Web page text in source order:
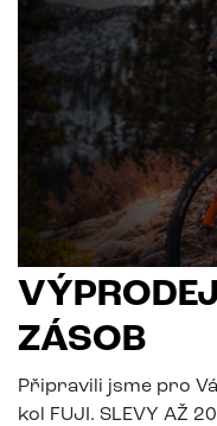
ZÁSOB
Připravili jsme pro
kol FUJI. SLEVY AŽ